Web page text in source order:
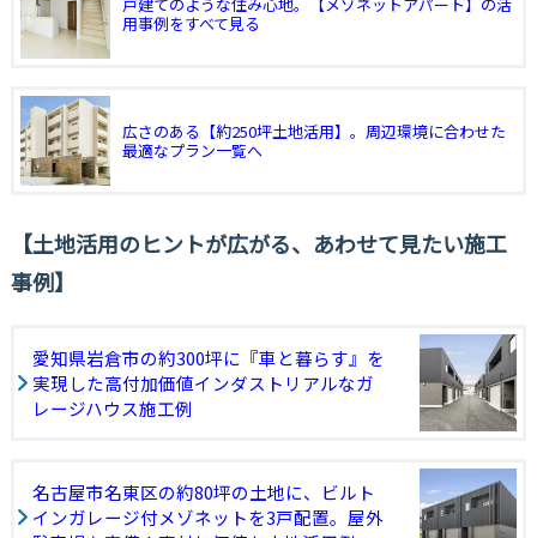
用事例をすべて見る
広さのある【約250坪土地活用】。周辺環境に合わせた
最適なプラン一覧へ
土地活用のヒントが広がる、あわせて見たい施工
事例
愛知県岩倉市の約300坪に『車と暮らす』を
実現した高付加価値インダストリアルなガ
レージハウス施工例
名古屋市名東区の約80坪の土地に、ビルト
インガレージ付メゾネットを3戸配置。屋外